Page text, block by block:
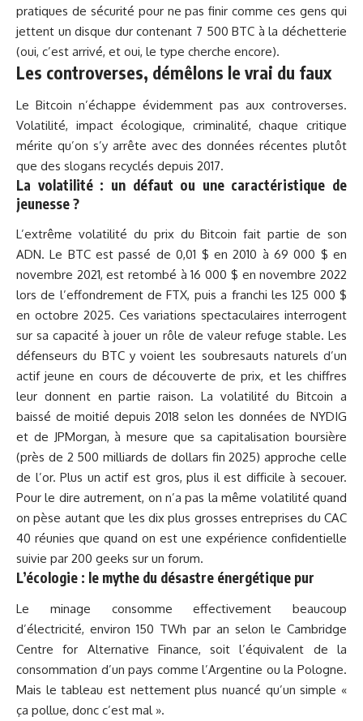
pratiques de sécurité pour ne pas finir comme ces gens qui
jettent un disque dur contenant 7 500 BTC à la déchetterie
(oui, c’est arrivé, et oui, le type cherche encore).
Les controverses, démêlons le vrai du faux
Le Bitcoin n’échappe évidemment pas aux controverses.
Volatilité, impact écologique, criminalité, chaque critique
mérite qu’on s’y arrête avec des données récentes plutôt
que des slogans recyclés depuis 2017.
La volatilité : un défaut ou une caractéristique de
jeunesse ?
L’extrême volatilité du prix du Bitcoin fait partie de son
ADN. Le BTC est passé de 0,01 $ en 2010 à 69 000 $ en
novembre 2021, est retombé à 16 000 $ en novembre 2022
lors de l’effondrement de FTX, puis a franchi les 125 000 $
en octobre 2025. Ces variations spectaculaires interrogent
sur sa capacité à jouer un rôle de valeur refuge stable. Les
défenseurs du BTC y voient les soubresauts naturels d’un
actif jeune en cours de découverte de prix, et les chiffres
leur donnent en partie raison. La volatilité du Bitcoin a
baissé de moitié depuis 2018 selon les données de NYDIG
et de JPMorgan, à mesure que sa capitalisation boursière
(près de 2 500 milliards de dollars fin 2025) approche celle
de l’or. Plus un actif est gros, plus il est difficile à secouer.
Pour le dire autrement, on n’a pas la même volatilité quand
on pèse autant que les dix plus grosses entreprises du CAC
40 réunies que quand on est une expérience confidentielle
suivie par 200 geeks sur un forum.
L’écologie : le mythe du désastre énergétique pur
Le minage consomme effectivement beaucoup
d’électricité, environ 150 TWh par an selon le Cambridge
Centre for Alternative Finance, soit l’équivalent de la
consommation d’un pays comme l’Argentine ou la Pologne.
Mais le tableau est nettement plus nuancé qu’un simple «
ça pollue, donc c’est mal ».